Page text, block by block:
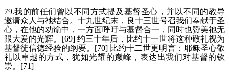
79.我的前任们曾以不同方式提及基督圣心，并以不同的教导
邀请众人与祂结合。十九世纪末，良十三世号召我们奉献于圣
心，在他的劝谕中，一方面呼吁与基督合一，同时也赞美祂无
限大爱的光辉。[69] 约三十年后，比约十一世将这种敬礼视为
基督徒信德经验的纲要。[70] 比约十二世更明言：耶稣圣心敬
礼以卓越的方式，犹如光耀的巅峰，表达出我们对基督的钦
崇。[71]